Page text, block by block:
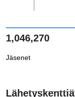
1,046,270
Jäsenet
Lähetyskenttiä